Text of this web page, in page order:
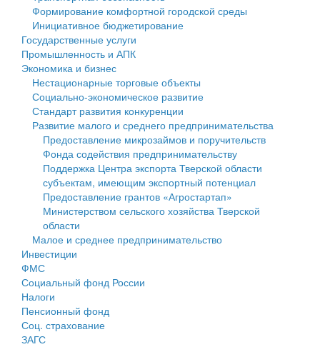
Государственные услуги
Промышленность и АПК
Экономика и бизнес
Символика
Устав
Гостям округа
Туризм
Культура
Образование
Здравоохранение
Социальная защита
Фотоальбом
муниципального округа Тверской области
Администрация Кашинского муниципального округа
Тверской области
Управление сельскими территориями
Открытые данные
Работа с обращениями граждан
Муниципальный контроль
Муниципальные услуги
Проекты административных регламентов
Антимонопольный комплаенс
Противодействие коррупции
Финансовое управление
Бюджет для граждан
Имущество
Выявление правообладателей ранее учтенных
объектов недвижимости
Имущественная поддержка субъектов малого и
среднего предпринимательства
Информационная поддержка субъектов малого и
среднего предпринимательства
Муниципальные программы
Контрольно-счетная палата
Персональные данные
Формирование комфортной городской среды
Инициативное бюджетирование
Государственные услуги
Промышленность и АПК
Экономика и бизнес
Нестационарные торговые объекты
Социально-экономическое развитие
Стандарт развития конкуренции
Развитие малого и среднего предпринимательства
Предоставление микрозаймов и поручительств
Фонда содействия предпринимательству
Поддержка Центра экспорта Тверской области
субъектам, имеющим экспортный потенциал
Предоставление грантов «Агростартап»
Министерством сельского хозяйства Тверской
области
Малое и среднее предпринимательство
Инвестиции
ФМС
Социальный фонд России
Налоги
Пенсионный фонд
Соц. страхование
ЗАГС